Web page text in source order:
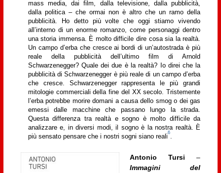
mass media, dai film, dalla televisione, dalla pubblicità,
dalla politica – che ormai non è altro che un ramo della
pubblicità. Ho detto più volte che oggi stiamo vivendo
all’interno di un enorme romanzo, come personaggi dentro
una storia immensa. È molto difficile dire cosa sia la realtà.
Un campo d’erba che cresce ai bordi di un’autostrada è più
reale della pubblicità dell’ultimo film di Arnold
Schwarzenegger? Quale dei due è la realtà? Io direi che la
pubblicità di Schwarzenegger è più reale di un campo d’erba
che cresce. Schwarzenegger rappresenta le più grandi
mitologie commerciali della fine del XX secolo. Tristemente
l’erba potrebbe morire domani a causa dello smog o dei gas
emessi dalle macchine che passano lungo la strada.
Questa differenza tra realtà e sogno è molto difficile da
analizzare e, in diversi modi, il sogno è la nostra realtà. È
più sensato pensare che i nostri sogni siano reali
6
.
Antonio Tursi–
Immagini del